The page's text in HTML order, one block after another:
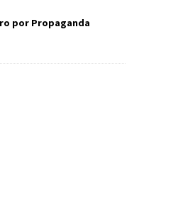
por Propaganda